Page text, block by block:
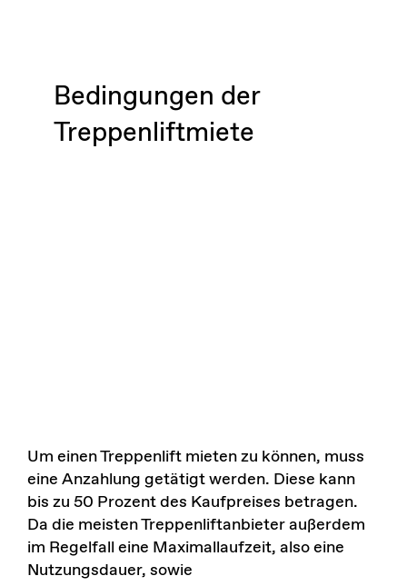
Bedingungen der
Treppenliftmiete
Um einen Treppenlift mieten zu können, muss
eine Anzahlung getätigt werden. Diese kann
bis zu 50 Prozent des Kaufpreises betragen.
Da die meisten Treppenliftanbieter außerdem
im Regelfall eine Maximallaufzeit, also eine
Nutzungsdauer, sowie